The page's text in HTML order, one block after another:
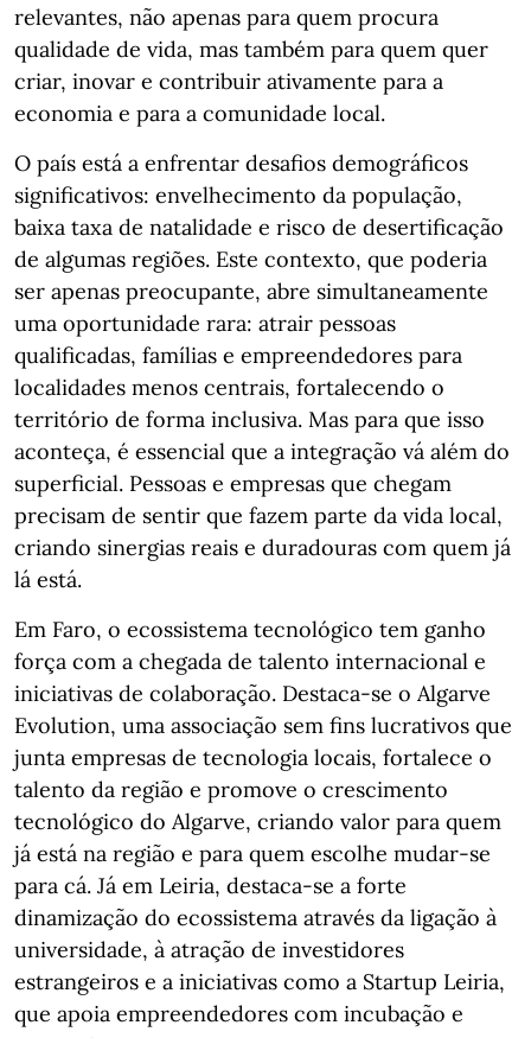
relevantes, não apenas para quem procura
qualidade de vida, mas também para quem quer
criar, inovar e contribuir ativamente para a
economia e para a comunidade local.
O país está a enfrentar desafios demográficos
significativos: envelhecimento da população,
baixa taxa de natalidade e risco de desertificação
de algumas regiões. Este contexto, que poderia
ser apenas preocupante, abre simultaneamente
uma oportunidade rara: atrair pessoas
qualificadas, famílias e empreendedores para
localidades menos centrais, fortalecendo o
território de forma inclusiva. Mas para que isso
aconteça, é essencial que a integração vá além do
superficial. Pessoas e empresas que chegam
precisam de sentir que fazem parte da vida local,
criando sinergias reais e duradouras com quem já
lá está.
Em Faro, o ecossistema tecnológico tem ganho
força com a chegada de talento internacional e
iniciativas de colaboração. Destaca-se o Algarve
Evolution, uma associação sem fins lucrativos que
junta empresas de tecnologia locais, fortalece o
talento da região e promove o crescimento
tecnológico do Algarve, criando valor para quem
já está na região e para quem escolhe mudar-se
para cá. Já em Leiria, destaca-se a forte
dinamização do ecossistema através da ligação à
universidade, à atração de investidores
estrangeiros e a iniciativas como a Startup Leiria,
que apoia empreendedores com incubação e